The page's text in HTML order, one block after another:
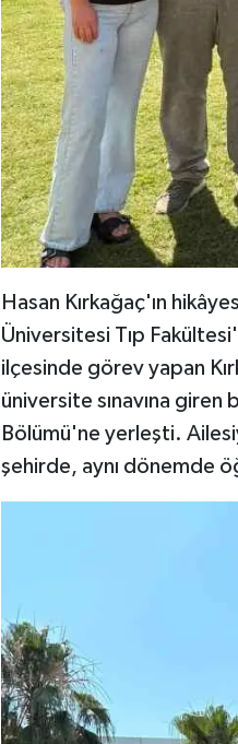
Hasan Kırkağaç'ın
Üniversitesi Tıp
ilçesinde görev yapan
üniversite sınavına giren
Bölümü'ne yerleşti.
şehirde, aynı dönemde